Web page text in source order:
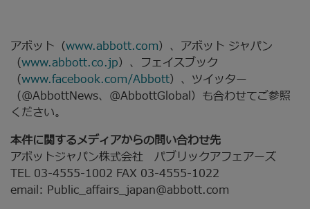
アボット（www.abbott.com）、アボット ジャパン
（www.abbott.co.jp）、フェイスブック
（www.facebook.com/Abbott）、ツイッター
（@AbbottNews、@AbbottGlobal）も合わせてご参照
ください。
本件に関するメディアからの問い合わせ先
アボットジャパン株式会社 パブリックアフェアーズ
TEL 03-4555-1002 FAX 03-4555-1022
email: Public_affairs_japan@abbott.com